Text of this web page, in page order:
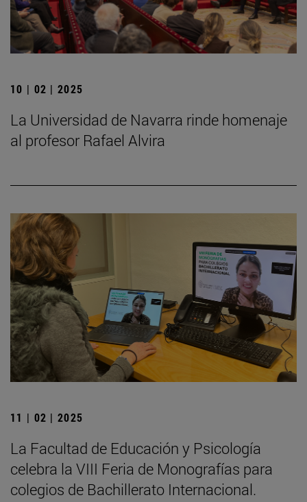
10 | 02 | 2025
La Universidad de Navarra rinde homenaje
al profesor Rafael Alvira
11 | 02 | 2025
La Facultad de Educación y Psicología
celebra la VIII Feria de Monografías para
colegios de Bachillerato Internacional.